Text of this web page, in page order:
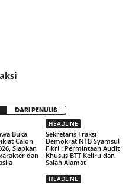
DARI PENULIS
Buka
Calon
Siapkan
dan
HEADLINE
Sekretaris Fraksi
Demokrat NTB Syamsul
Fikri : Permintaan Audit
Khusus BTT Keliru dan
Salah Alamat
HEADLINE